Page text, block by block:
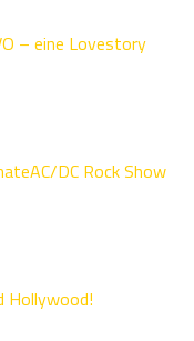
– eine Lovestory
DC Rock Show
Hollywood!